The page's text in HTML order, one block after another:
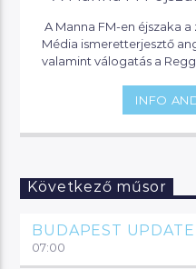
A Manna FM-en éjszaka
Média ismeretterjesztő
valamint válogatás a
INFO
Következő műsor
BUDAPEST UPDATE
07:00